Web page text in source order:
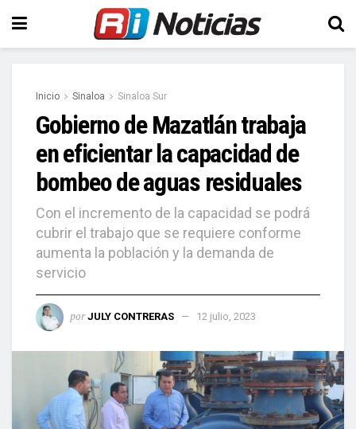
Inicio Sinaloa Sinaloa Sur
Gobierno de Mazatlán trabaja
en eficientar la capacidad de
bombeo de aguas residuales
Con el incremento de la capacidad se podrá
cubrir el trabajo que se requiere conforme
aumenta la población y la demanda de
servicio
por JULY CONTRERAS 12 julio, 2023